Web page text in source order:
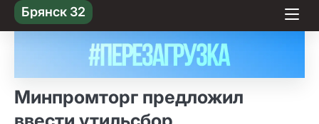
Skip
to content
Брянск 32
Минпромторг предложил